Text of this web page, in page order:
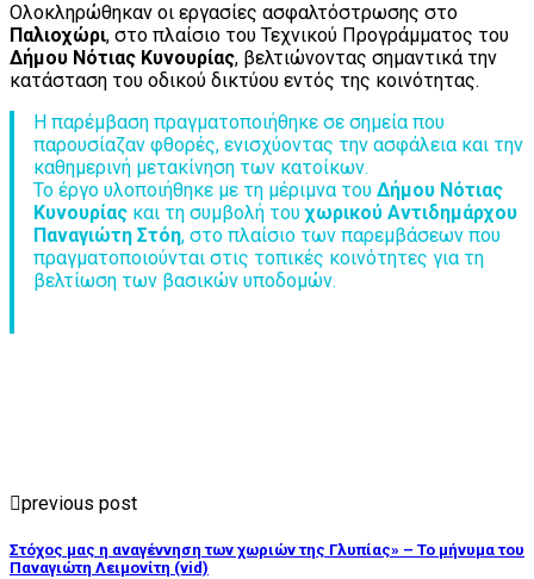
Ολοκληρώθηκαν οι εργασίες ασφαλτόστρωσης στο
Παλιοχώρι, στο πλαίσιο του Τεχνικού Προγράμματος του
Δήμου Νότιας Κυνουρίας, βελτιώνοντας σημαντικά την
κατάσταση του οδικού δικτύου εντός της κοινότητας.
Η παρέμβαση πραγματοποιήθηκε σε σημεία που
παρουσίαζαν φθορές, ενισχύοντας την ασφάλεια και την
καθημερινή μετακίνηση των κατοίκων.
Το έργο υλοποιήθηκε με τη μέριμνα του Δήμου Νότιας
Κυνουρίας και τη συμβολή του χωρικού Αντιδημάρχου
Παναγιώτη Στόη, στο πλαίσιο των παρεμβάσεων που
πραγματοποιούνται στις τοπικές κοινότητες για τη
βελτίωση των βασικών υποδομών.
previous post
Στόχος μας η αναγέννηση των χωριών της Γλυπίας» – Το μήνυμα του
Παναγιώτη Λειμονίτη (vid)